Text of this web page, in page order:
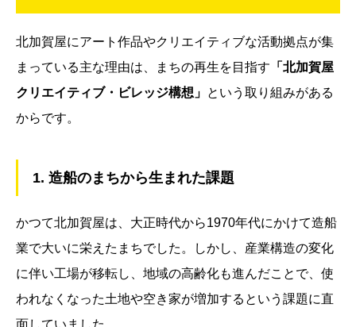
北加賀屋にアート作品やクリエイティブな活動拠点が集
まっている主な理由は、まちの再生を目指す 「北加賀屋
クリエイティブ・ビレッジ構想」 という取り組みがある
からです。
1. 造船のまちから生まれた課題
かつて北加賀屋は、大正時代から1970年代にかけて造船
業で大いに栄えたまちでした。しかし、産業構造の変化
に伴い工場が移転し、地域の高齢化も進んだことで、使
われなくなった土地や空き家が増加するという課題に直
面していました。